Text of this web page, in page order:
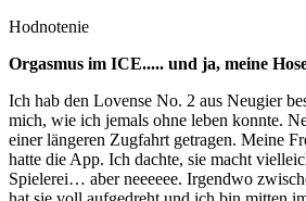
Hodnotenie
Orgasmus im ICE..... und ja, meine
Ich hab den Lovense No. 2 aus Neugier
mich, wie ich jemals ohne leben konnte.
einer längeren Zugfahrt getragen. Meine
hatte die App. Ich dachte, sie macht
Spielerei… aber neeeeee. Irgendwo